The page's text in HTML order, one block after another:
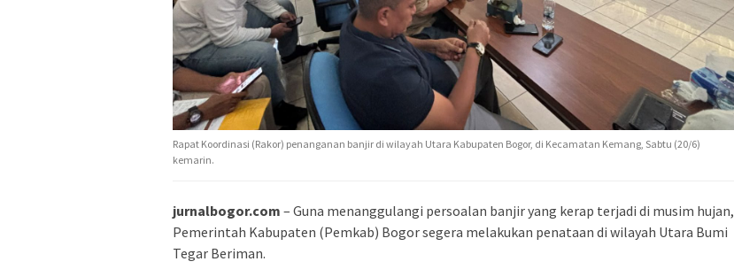
Rapat Koordinasi (Rakor) penanganan banjir di wilayah Utara Kabupaten Bogor, di Kecamatan Kemang, Sabtu (20/6)
kemarin.
jurnalbogor.com – Guna menanggulangi persoalan banjir yang kerap terjadi di musim hujan,
Pemerintah Kabupaten (Pemkab) Bogor segera melakukan penataan di wilayah Utara Bumi
Tegar Beriman.